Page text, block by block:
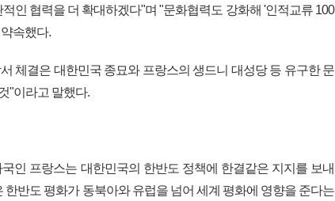
인 협력을 더 확대하겠다"며 "문화협력도 강화해 '인적교류 100
속했다.
체결은 대한민국 종묘와 프랑스의 생드니 대성당 등 유구한 문
"이라고 말했다.
인 프랑스는 대한민국의 한반도 정책에 한결같은 지지를 보내
한반도 평화가 동북아와 유럽을 넘어 세계 평화에 영향을 준다는